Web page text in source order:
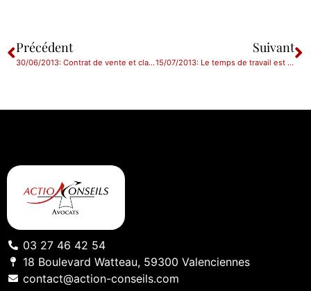
Précédent
30/06/2013: Contrat de vente et clause limitative de responsabilité
Suivant
15/07/2013: Le temps de travail est un « bien » dont une société peut revendiquer la propriété
03 27 46 42 54
18 Boulevard Watteau, 59300 Valenciennes
contact@action-conseils.com